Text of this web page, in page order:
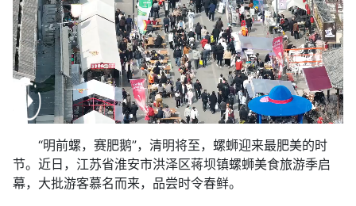
“明前螺，赛肥鹅”，清明将至，螺蛳迎来最肥美的时
节。近日，江苏省淮安市洪泽区蒋坝镇螺蛳美食旅游季启
幕，大批游客慕名而来，品尝时令春鲜。